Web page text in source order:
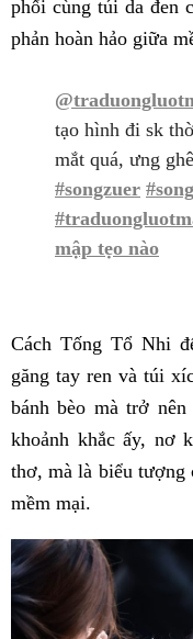
phối cùng túi da đen
phản hoàn hảo giữa
tạo hình đi sk
mắt quá, ưng
#songzuer
mập tẹo nào
Cách Tống Tổ Nhi
găng tay ren và túi
bánh bèo mà trở
khoảnh khắc ấy, nơ
thơ, mà là biểu tượng
mềm mại.